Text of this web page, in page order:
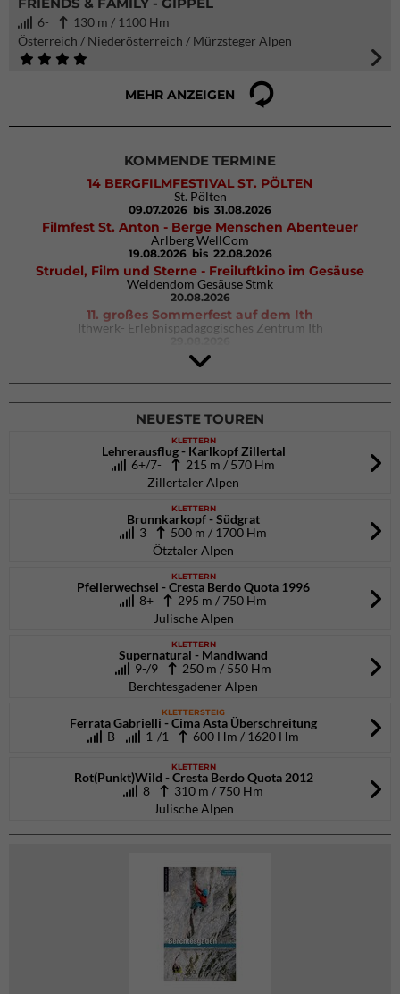
6-
130 m / 1100 Hm
Österreich / Niederösterreich / Mürzsteger Alpen
MEHR ANZEIGEN
KOMMENDE TERMINE
14 BERGFILMFESTIVAL ST. PÖLTEN
St. Pölten
09.07.2026 bis 31.08.2026
Filmfest St. Anton - Berge Menschen Abenteuer
Arlberg WellCom
19.08.2026 bis 22.08.2026
Strudel, Film und Sterne - Freiluftkino im Gesäuse
Weidendom Gesäuse Stmk
20.08.2026
11. großes Sommerfest auf dem Ith
Ithwerk- Erlebnispädagogisches Zentrum Ith
4Blocs KIDS 2026
DAV Kletter- & Boulderzentrum München Süd (Thalkirchen)
26.09.2026
NEUESTE TOUREN
KLETTERN
Lehrerausflug - Karlkopf Zillertal
6+/7-
215 m / 570 Hm
Zillertaler Alpen
KLETTERN
Brunnkarkopf - Südgrat
3
500 m / 1700 Hm
Ötztaler Alpen
KLETTERN
Pfeilerwechsel - Cresta Berdo Quota 1996
8+
295 m / 750 Hm
Julische Alpen
KLETTERN
Supernatural - Mandlwand
9-/9
250 m / 550 Hm
Berchtesgadener Alpen
KLETTERSTEIG
Ferrata Gabrielli - Cima Asta Überschreitung
B
1-/1 600 Hm / 1620 Hm
KLETTERN
Rot(Punkt)Wild - Cresta Berdo Quota 2012
8
310 m / 750 Hm
Julische Alpen